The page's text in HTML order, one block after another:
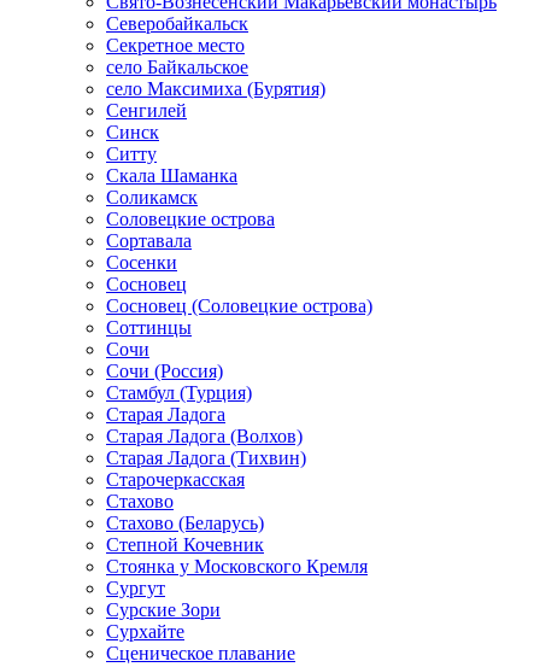
Северобайкальск
Секретное место
село Байкальское
село Максимиха (Бурятия)
Сенгилей
Синск
Ситту
Скала Шаманка
Соликамск
Соловецкие острова
Сортавала
Сосенки
Сосновец
Сосновец (Соловецкие острова)
Соттинцы
Сочи
Сочи (Россия)
Стамбул (Турция)
Старая Ладога
Старая Ладога (Волхов)
Старая Ладога (Тихвин)
Старочеркасская
Стахово
Стахово (Беларусь)
Степной Кочевник
Стоянка у Московского Кремля
Сургут
Сурские Зори
Сурхайте
Сценическое плавание